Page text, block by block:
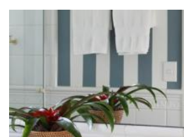
ZOOM